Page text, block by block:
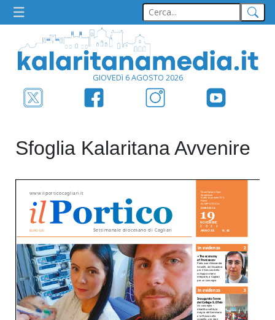
GIOVEDì 6 AGOSTO 2026
Sfoglia Kalaritana Avvenire